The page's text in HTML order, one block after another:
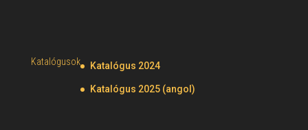
Katalógusok Katalógus 2024
Katalógus 2025 (angol)